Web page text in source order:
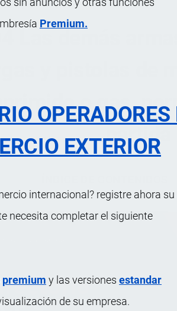
Premium.
OPERADORES
EXTERIOR
internacional? registre ahora su
necesita completar el siguiente
premium y las versiones estandar
de su empresa.
Las demás
y pistolas de
o gas,
partida